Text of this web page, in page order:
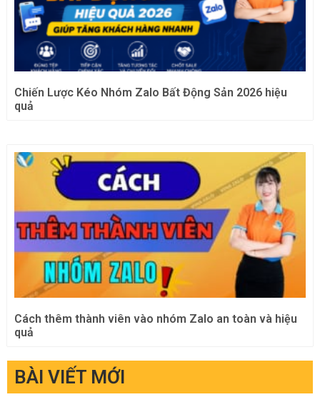
Chiến Lược Kéo Nhóm Zalo Bất Động Sản 2026 hiệu
quả
Cách thêm thành viên vào nhóm Zalo an toàn và hiệu
quả
BÀI VIẾT MỚI